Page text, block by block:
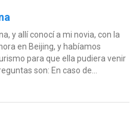
y allí conocí a mi novia, con la
en Beijing, y habíamos
para que ella pudiera venir
son: En caso de...